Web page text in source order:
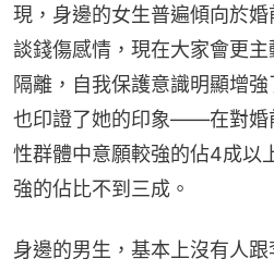
現，身邊的女生普遍傾向於
談錢傷感情，現在大家會更
隔離，自我保護意識明顯增
也印證了她的印象——在對婚
性群體中意願較強的佔4成以
強的佔比不到三成。
身邊的男生，基本上沒有人跟